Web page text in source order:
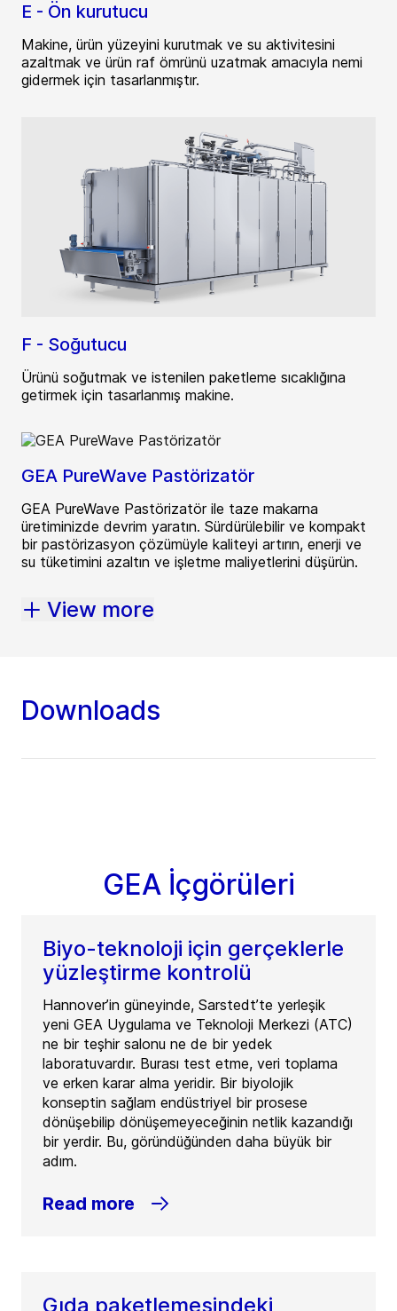
E - Ön kurutucu
Makine, ürün yüzeyini kurutmak ve su aktivitesini
azaltmak ve ürün raf ömrünü uzatmak amacıyla nemi
gidermek için tasarlanmıştır.
F - Soğutucu
Ürünü soğutmak ve istenilen paketleme sıcaklığına
getirmek için tasarlanmış makine.
GEA PureWave Pastörizatör
GEA PureWave Pastörizatör ile taze makarna
üretiminizde devrim yaratın. Sürdürülebilir ve kompakt
bir pastörizasyon çözümüyle kaliteyi artırın, enerji ve
su tüketimini azaltın ve işletme maliyetlerini düşürün.
View more
Downloads
GEA İçgörüleri
Biyo-teknoloji için gerçeklerle
yüzleştirme kontrolü
Hannover’in güneyinde, Sarstedt’te yerleşik
yeni GEA Uygulama ve Teknoloji Merkezi (ATC)
ne bir teşhir salonu ne de bir yedek
laboratuvardır. Burası test etme, veri toplama
ve erken karar alma yeridir. Bir biyolojik
konseptin sağlam endüstriyel bir prosese
dönüşebilip dönüşemeyeceğinin netlik kazandığı
bir yerdir. Bu, göründüğünden daha büyük bir
adım.
Read more
Gıda paketlemesindeki